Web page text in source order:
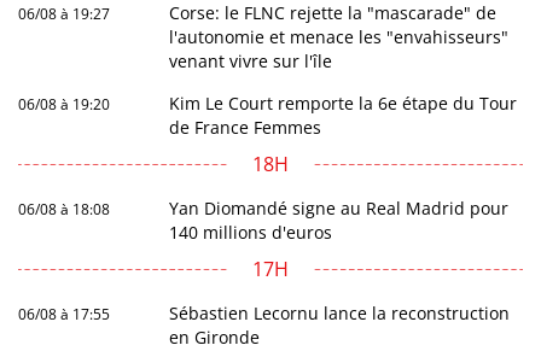
06/08 à 19:27
Corse: le FLNC rejette la "mascarade" de
l'autonomie et menace les "envahisseurs"
venant vivre sur l'île
06/08 à 19:20
Kim Le Court remporte la 6e étape du Tour
de France Femmes
18H
06/08 à 18:08
Yan Diomandé signe au Real Madrid pour
140 millions d'euros
17H
06/08 à 17:55
Sébastien Lecornu lance la reconstruction
en Gironde